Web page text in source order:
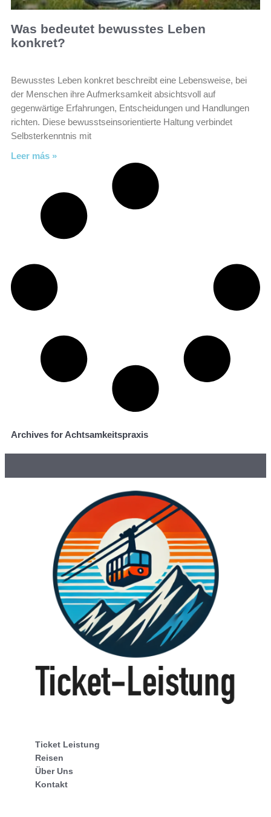
Was bedeutet bewusstes Leben
konkret?
Bewusstes Leben konkret beschreibt eine Lebensweise, bei
der Menschen ihre Aufmerksamkeit absichtsvoll auf
gegenwärtige Erfahrungen, Entscheidungen und Handlungen
richten. Diese bewusstseinsorientierte Haltung verbindet
Selbsterkenntnis mit
Leer más »
Archives for Achtsamkeitspraxis
Ticket Leistung
Reisen
Über Uns
Kontakt